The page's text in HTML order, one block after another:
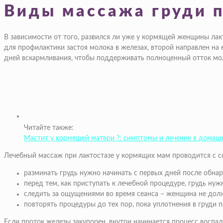
Виды массажа груди
В зависимости от того, развился ли уже у кормящей женщины
для профилактики застоя молока в железах, второй направлен
дней вскармливания, чтобы поддерживать полноценный отток
Читайте также:
Мастит у кормящей матери ?: симптомы и лечение в
Лечебный массаж при лактостазе у кормящих мам проводится с
разминать грудь нужно начинать с первых дней после
перед тем, как приступать к лечебной процедуре, грудь
следить за ощущениями во время сеанса – женщина не
повторять процедуры до тех пор, пока уплотнения в груди